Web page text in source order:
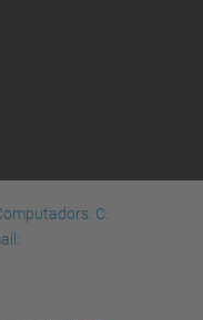
C.